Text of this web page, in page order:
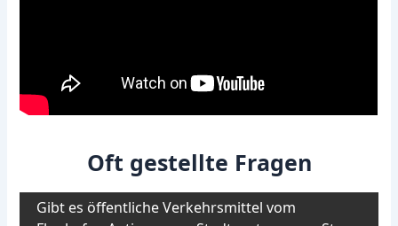
Oft gestellte Fragen
Gibt es öffentliche Verkehrsmittel vom